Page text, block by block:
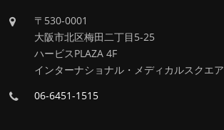
〒530-0001
大阪市北区梅田二丁目5-25
ハービスPLAZA 4F
インターナショナル・メディカルスクエア
06-6451-1515